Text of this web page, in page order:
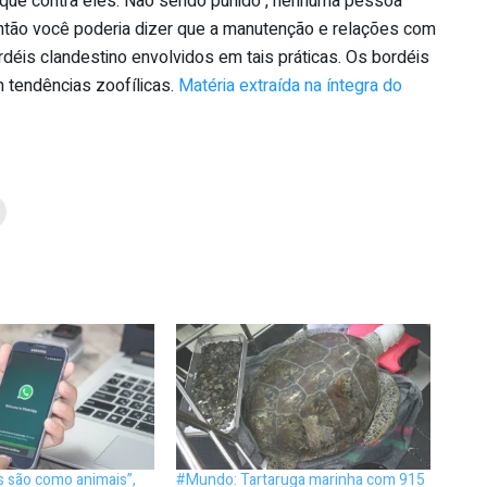
você poderia dizer que a manutenção e relações com
clandestino envolvidos em tais práticas. Os bordéis
tendências zoofílicas. Matéria extraída na íntegra do
como animais”, #Mundo: Tartaruga marinha com 915